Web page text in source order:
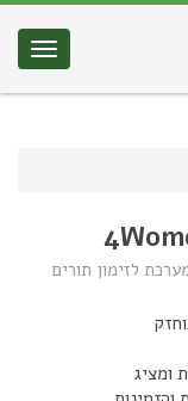
לזימון תורים
ומציג